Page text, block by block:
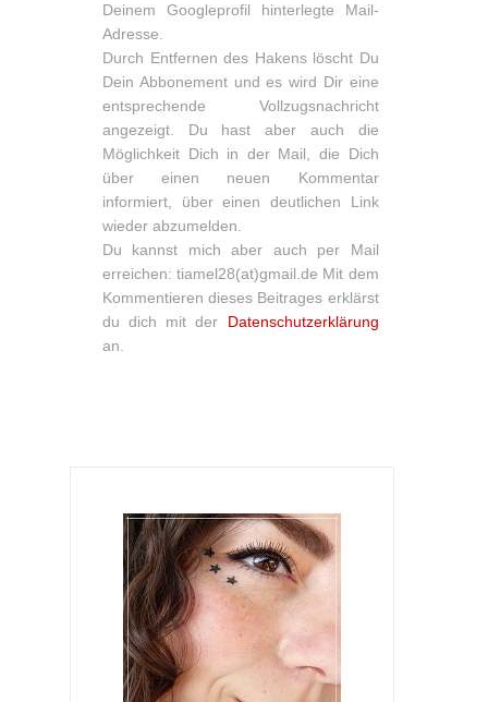
Deinem Googleprofil hinterlegte Mail-
Adresse.
Durch Entfernen des Hakens löscht Du
Dein Abbonement und es wird Dir eine
entsprechende Vollzugsnachricht
angezeigt. Du hast aber auch die
Möglichkeit Dich in der Mail, die Dich
über einen neuen Kommentar
informiert, über einen deutlichen Link
wieder abzumelden.
Du kannst mich aber auch per Mail
erreichen: tiamel28(at)gmail.de Mit dem
Kommentieren dieses Beitrages erklärst
du dich mit der Datenschutzerklärung
an.